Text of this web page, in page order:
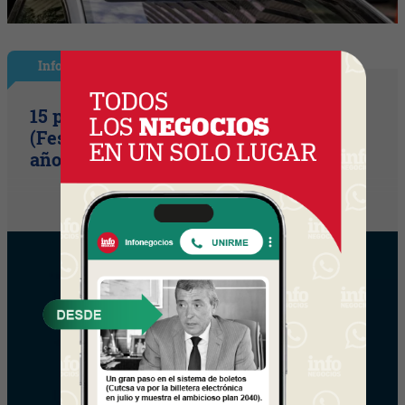
InfoShow
15 primaveras tienes que cumplir
(Festival Música de la Tierra celebra 15
años)